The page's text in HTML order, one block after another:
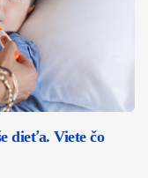
dieťa. Viete čo